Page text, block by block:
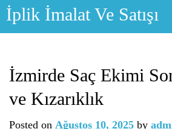
Skip
İplik İmalat Ve Satışı
İzmirde Saç Ekimi
ve Kızarıklık
Posted on Ağustos 10, 2025 by